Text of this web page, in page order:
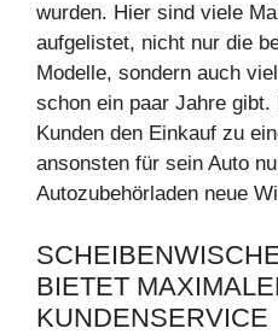
wurden. Hier sind viele
aufgelistet, nicht nur die
Modelle, sondern auch
schon ein paar Jahre
Kunden den Einkauf zu
ansonsten für sein Auto
Autozubehörladen neue
BIETET
KUNDENSERVICE